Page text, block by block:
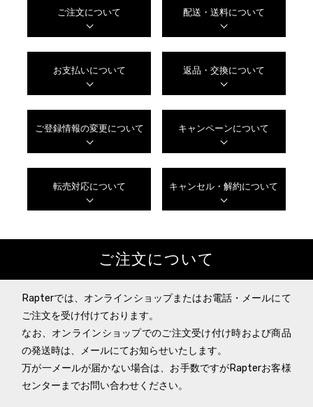
ご注文について 配送・送料について
お支払いについて 返品・交換について
ご登録情報の変更について キャンペーンについて
転売対応について キャンセル・解約について
ご注文について
Rapterでは、オンラインショップまたはお電話・メールにて
ご注文を受け付けております。
なお、オンラインショップでのご注文受け付け時および商品
の発送時は、メールにてお知らせいたします。
万が一メールが届かない場合は、お手数ですがRapterお客様
センターまでお問い合わせください。